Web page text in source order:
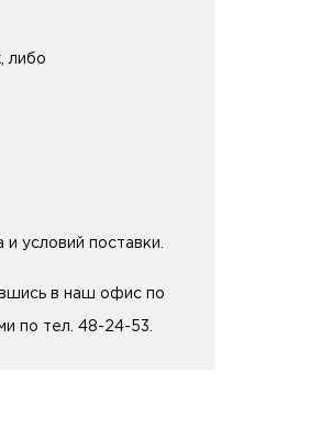
либо
условий поставки.
в наш офис по
по тел. 48-24-53.